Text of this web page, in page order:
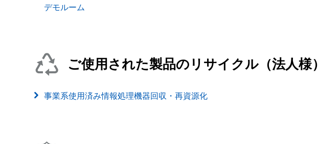
デモルーム
ご使用された製品のリサイクル（法人様）
事業系使用済み情報処理機器回収・再資源化